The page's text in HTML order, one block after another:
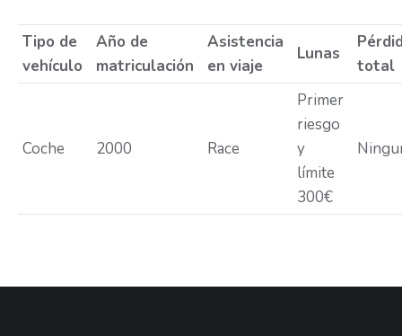
Tipo de
vehículo
Año de
matriculación
Asistencia
en viaje
Lunas
total
Coche 2000 Race
Primer
riesgo
y
límite
300€